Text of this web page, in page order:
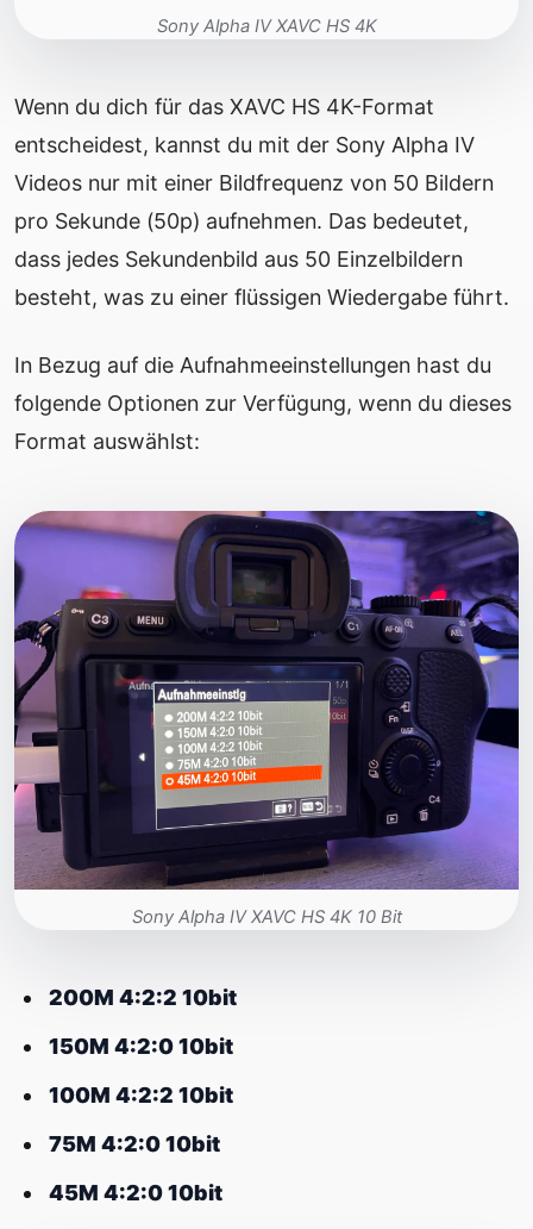
Sony Alpha IV XAVC HS 4K
Wenn du dich für das XAVC HS 4K-Format
entscheidest, kannst du mit der Sony Alpha IV
Videos nur mit einer Bildfrequenz von 50 Bildern
pro Sekunde (50p) aufnehmen. Das bedeutet,
dass jedes Sekundenbild aus 50 Einzelbildern
besteht, was zu einer flüssigen Wiedergabe führt.
In Bezug auf die Aufnahmeeinstellungen hast du
folgende Optionen zur Verfügung, wenn du dieses
Format auswählst:
Sony Alpha IV XAVC HS 4K 10 Bit
200M 4:2:2 10bit
150M 4:2:0 10bit
100M 4:2:2 10bit
75M 4:2:0 10bit
45M 4:2:0 10bit